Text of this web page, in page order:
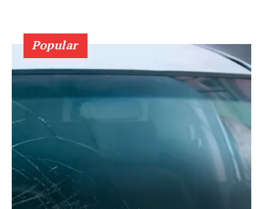
Popular